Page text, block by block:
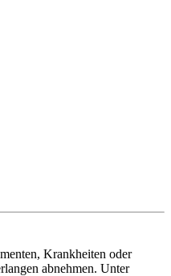
Krankheiten oder
abnehmen. Unter